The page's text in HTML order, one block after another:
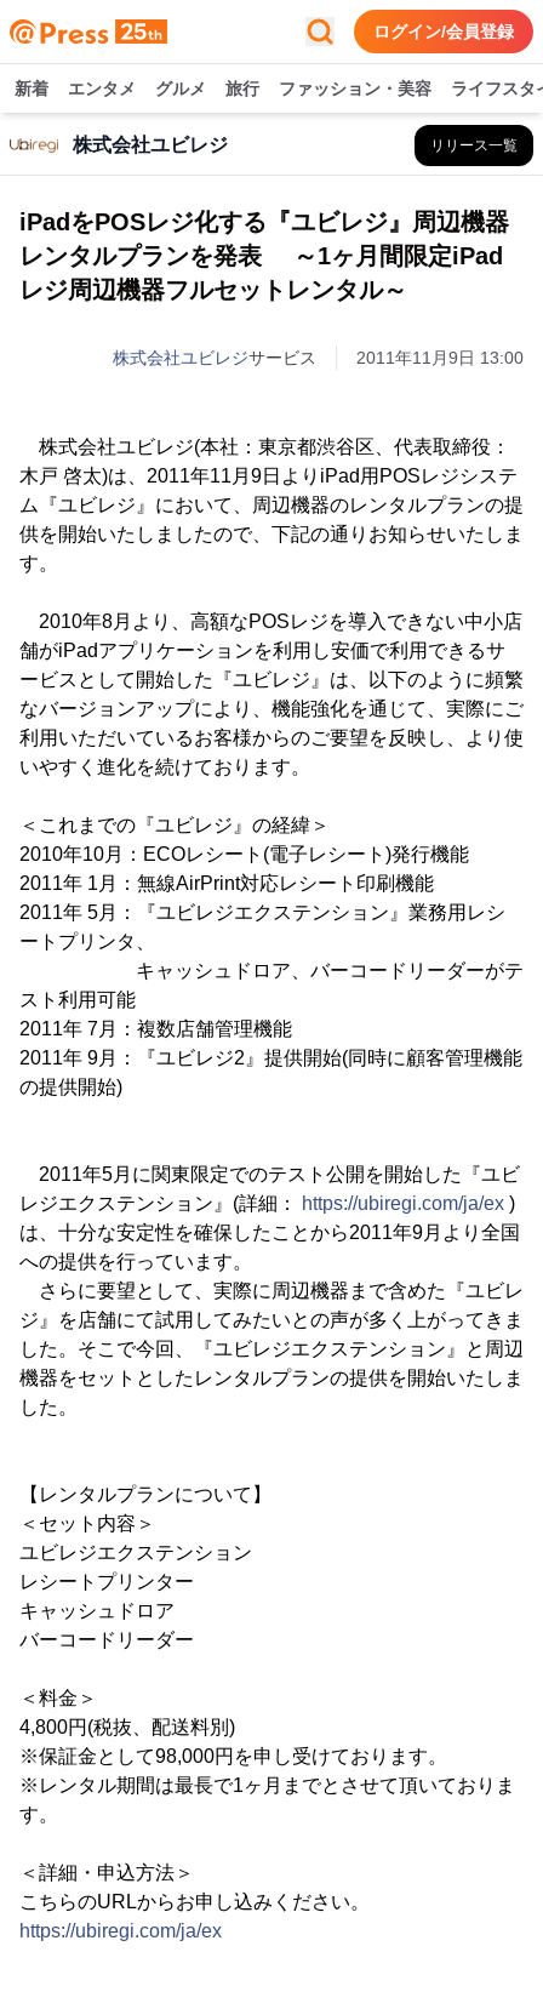
ログイン/会員登録
新着 エンタメ グルメ 旅行 ファッション・美容 ライフスタ
株式会社ユビレジ リリース一覧
iPadをPOSレジ化する『ユビレジ』周辺機器
レンタルプランを発表 ～1ヶ月間限定iPad
レジ周辺機器フルセットレンタル～
株式会社ユビレジサービス 2011年11月9日 13:00
株式会社ユビレジ(本社：東京都渋谷区、代表取締役：
木戸 啓太)は、2011年11月9日よりiPad用POSレジシステ
ム『ユビレジ』において、周辺機器のレンタルプランの提
供を開始いたしましたので、下記の通りお知らせいたしま
す。
2010年8月より、高額なPOSレジを導入できない中小店
舗がiPadアプリケーションを利用し安価で利用できるサ
ービスとして開始した『ユビレジ』は、以下のように頻繁
なバージョンアップにより、機能強化を通じて、実際にご
利用いただいているお客様からのご要望を反映し、より使
いやすく進化を続けております。
＜これまでの『ユビレジ』の経緯＞
2010年10月：ECOレシート(電子レシート)発行機能
2011年 1月：無線AirPrint対応レシート印刷機能
2011年 5月：『ユビレジエクステンション』業務用レシ
ートプリンタ、
キャッシュドロア、バーコードリーダーがテ
スト利用可能
2011年 7月：複数店舗管理機能
2011年 9月：『ユビレジ2』提供開始(同時に顧客管理機能
の提供開始)
2011年5月に関東限定でのテスト公開を開始した『ユビ
レジエクステンション』(詳細：
https://ubiregi.com/ja/ex )
は、十分な安定性を確保したことから2011年9月より全国
への提供を行っています。
さらに要望として、実際に周辺機器まで含めた『ユビレ
ジ』を店舗にて試用してみたいとの声が多く上がってきま
した。そこで今回、『ユビレジエクステンション』と周辺
機器をセットとしたレンタルプランの提供を開始いたしま
した。
【レンタルプランについて】
＜セット内容＞
ユビレジエクステンション
レシートプリンター
キャッシュドロア
バーコードリーダー
＜料金＞
4,800円(税抜、配送料別)
※保証金として98,000円を申し受けております。
※レンタル期間は最長で1ヶ月までとさせて頂いておりま
す。
＜詳細・申込方法＞
こちらのURLからお申し込みください。
https://ubiregi.com/ja/ex